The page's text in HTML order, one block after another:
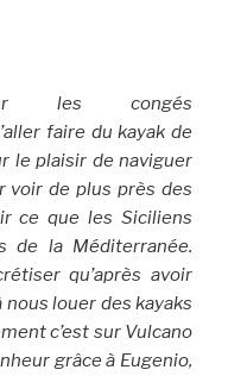
les congés
faire du kayak de
le plaisir de naviguer
voir de plus près des
ce que les Siciliens
de la Méditerranée.
qu’après avoir
louer des kayaks
c’est sur Vulcano
grâce à Eugenio,